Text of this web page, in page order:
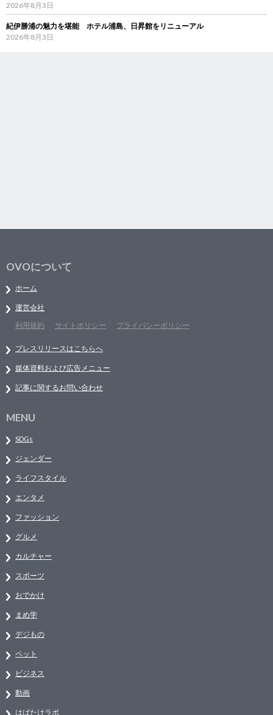
2026年8月3日
紀伊勝浦の魅力を堪能 ホテル浦島、日昇館をリニューアル
2026年8月3日
OVOについて
ホーム
運営会社
利用規約
サイトポリシー プライバシーポリシー
プレスリリースはこちらへ
媒体資料および広告メニュー
記事に関するお問い合わせ
MENU
SDGs
ジェンダー
ライフスタイル
エンタメ
ファッション
グルメ
カルチャー
スポーツ
おでかけ
まめ学
デジもの
ペット
ビジネス
動画
はばたけラボ